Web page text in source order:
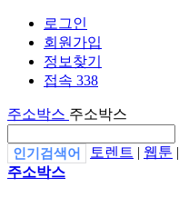
로그인
회원가입
정보찾기
접속 338
주소박스 주소박스
인기검색어 토렌트 | 웹툰 |
주소박스